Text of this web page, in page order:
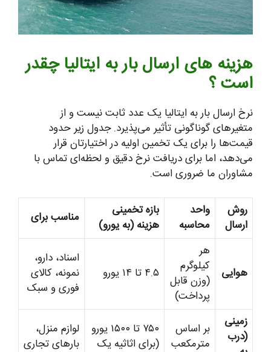
هزینه های ارسال بار به ایتالیا چقدر
است ؟
نرخ ارسال بار به ایتالیا یک عدد ثابت نیست و از
متغیرهای گوناگونی تأثیر می‌پذیرد. جدول زیر حدود
قیمت‌ها را برای یک تخمین اولیه در اختیارتان قرار
می‌دهد، اما برای دریافت نرخ دقیق و لحظه‌ای تماس با
مشاوران ما ضروری است.
روش
ارسال
واحد
محاسبه
بازه تخمینی
هزینه (به یورو)
مناسب برای
هوایی
هر
کیلوگرم
(وزن قابل
پرداخت)
۴.۵ تا ۱۴ یورو
اسناد، دارو،
نمونه، کالای
فوری و سبک
زمینی
(درب
بر اساس
مترمکعب
۷۵۰ تا ۱۵۰۰ یورو
(برای اثاثیه یک
لوازم منزل،
بارهای تجاری